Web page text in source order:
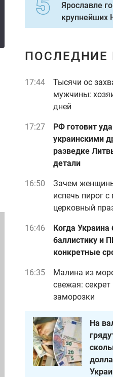
Ярославле
крупнейших
ПОСЛЕДНИЕ
17:44
Тысячи ос
мужчины:
дней
17:27
РФ готовит
украинскими
разведке
детали
16:50
Зачем
испечь пирог
церковный
16:46
Когда
баллистику и
конкретные
16:35
Малина из
свежая:
заморозки
На